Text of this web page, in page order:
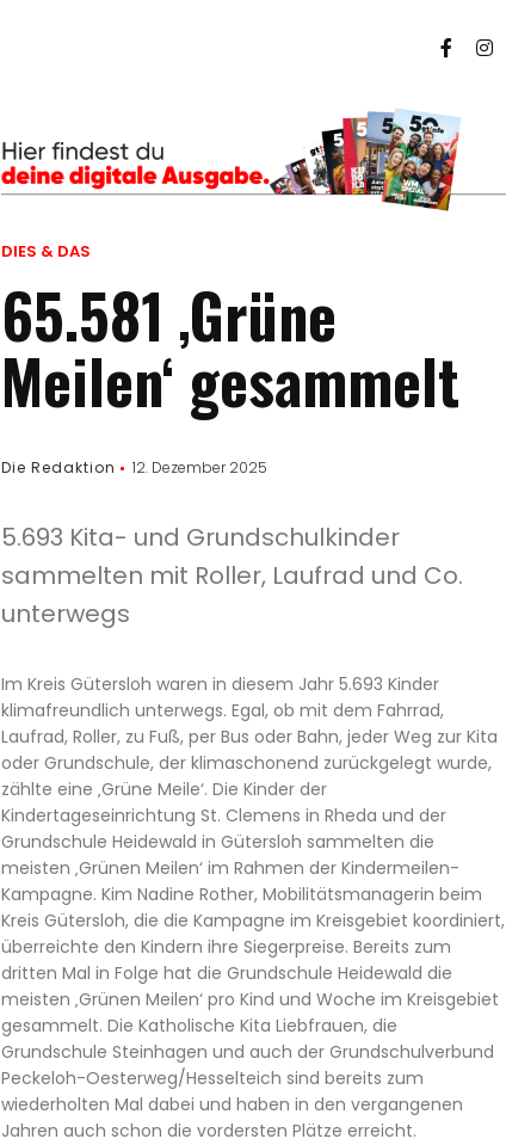
DIES & DAS
65.581 ‚Grüne
Meilen‘ gesammelt
Die Redaktion 12. Dezember 2025
5.693 Kita- und Grundschulkinder
sammelten mit Roller, Laufrad und Co.
unterwegs
Im Kreis Gütersloh waren in diesem Jahr 5.693 Kinder
klimafreundlich unterwegs. Egal, ob mit dem Fahrrad,
Laufrad, Roller, zu Fuß, per Bus oder Bahn, jeder Weg zur Kita
oder Grundschule, der klimaschonend zurückgelegt wurde,
zählte eine ‚Grüne Meile‘. Die Kinder der
Kindertageseinrichtung St. Clemens in Rheda und der
Grundschule Heidewald in Gütersloh sammelten die
meisten ‚Grünen Meilen‘ im Rahmen der Kindermeilen-
Kampagne. Kim Nadine Rother, Mobilitätsmanagerin beim
Kreis Gütersloh, die die Kampagne im Kreisgebiet koordiniert,
überreichte den Kindern ihre Siegerpreise. Bereits zum
dritten Mal in Folge hat die Grundschule Heidewald die
meisten ‚Grünen Meilen‘ pro Kind und Woche im Kreisgebiet
gesammelt. Die Katholische Kita Liebfrauen, die
Grundschule Steinhagen und auch der Grundschulverbund
Peckeloh-Oesterweg/Hesselteich sind bereits zum
wiederholten Mal dabei und haben in den vergangenen
Jahren auch schon die vordersten Plätze erreicht.